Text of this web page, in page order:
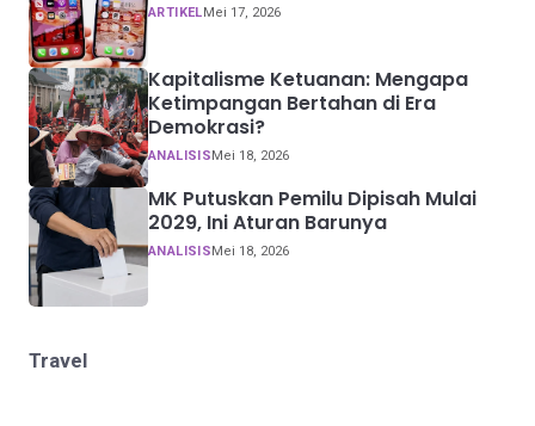
ARTIKEL Mei 17, 2026
Kapitalisme Ketuanan: Mengapa
Ketimpangan Bertahan di Era
Demokrasi?
ANALISIS Mei 18, 2026
MK Putuskan Pemilu Dipisah Mulai
2029, Ini Aturan Barunya
ANALISIS Mei 18, 2026
Travel